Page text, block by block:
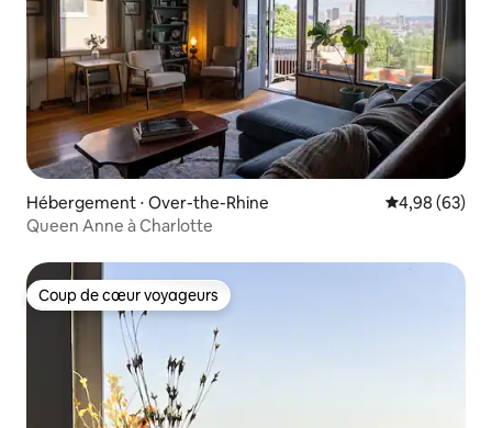
Hébergement ⋅ Over-the-Rhine Évaluation
4,98 (63)
Queen Anne à Charlotte
Coup de cœur voyageurs
Coup de cœur voyageurs